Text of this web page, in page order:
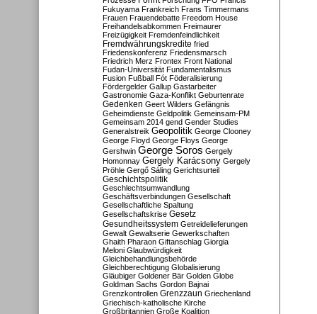
Fukuyama Frankreich Frans Timmermans
Frauen Frauendebatte Freedom House
Freihandelsabkommen Freimaurer
Freizügigkeit Fremdenfeindlichkeit
Fremdwährungskredite fried
Friedenskonferenz Friedensmarsch
Friedrich Merz Frontex Front National
Fudan-Universität Fundamentalismus
Fusion Fußball Fót Föderalisierung
Fördergelder Gallup Gastarbeiter
Gastronomie Gaza-Konflikt Geburtenrate
Gedenken Geert Wilders Gefängnis
Geheimdienste Geldpolitik Gemeinsam-PM
Gemeinsam 2014 gend Gender Studies
Generalstreik Geopolitik George Clooney
George Floyd George Floys George
Gershwin George Soros Gergely
Homonnay Gergely Karácsony Gergely
Pröhle Gergő Sáling Gerichtsurteil
Geschichtspolitik
Geschlechtsumwandlung
Geschäftsverbindungen Gesellschaft
Gesellschaftliche Spaltung
Gesellschaftskrise Gesetz
Gesundheitssystem Getreidelieferungen
Gewalt Gewaltserie Gewerkschaften
Ghaith Pharaon Giftanschlag Giorgia
Meloni Glaubwürdigkeit
Gleichbehandlungsbehörde
Gleichberechtigung Globalisierung
Gläubiger Goldener Bär Golden Globe
Goldman Sachs Gordon Bajnai
Grenzkontrollen Grenzzaun Griechenland
Griechisch-katholische Kirche
Großbritannien Große Koalition